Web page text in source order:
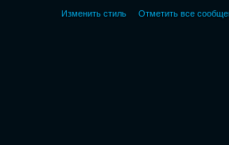
Изменить стиль Отметить все